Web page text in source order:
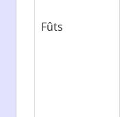
Fûts